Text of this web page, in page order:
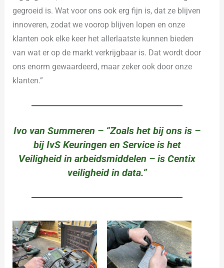
gegroeid is. Wat voor ons ook erg fijn is, dat ze blijven
innoveren, zodat we voorop blijven lopen en onze
klanten ook elke keer het allerlaatste kunnen bieden
van wat er op de markt verkrijgbaar is. Dat wordt door
ons enorm gewaardeerd, maar zeker ook door onze
klanten.”
Ivo van Summeren – “Zoals het bij ons is –
bij IvS Keuringen en Service is het
Veiligheid in arbeidsmiddelen – is Centix
veiligheid in data.”